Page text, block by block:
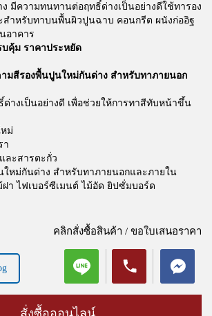
มีความทนทานต่อฤทธิ์ด่างเป็นอย่างดีใช้ทารอง
สำหรับทาบนพื้นผิวปูนฉาบ คอนกรีต ผนังก่ออิฐ
อาคาร
คุ้ม ราคาประหยัด
มสีรองพื้นปูนใหม่กันด่าง สำหรับทาภายนอก
างเป็นอย่างดี เพื่อช่วยให้การทาสีทับหน้าขึ้น
ม่
า
ละสารตะกั่ว
หม่กันด่าง สำหรับทาภายนอกและภายใน
า ไฟเบอร์ซีเมนต์ ไม้อัด ยิปซั่มบอร์ด
คลิกสั่งซื้อสินค้า / ขอใบเสนอราคา
สั่งซื้อออนไลน์